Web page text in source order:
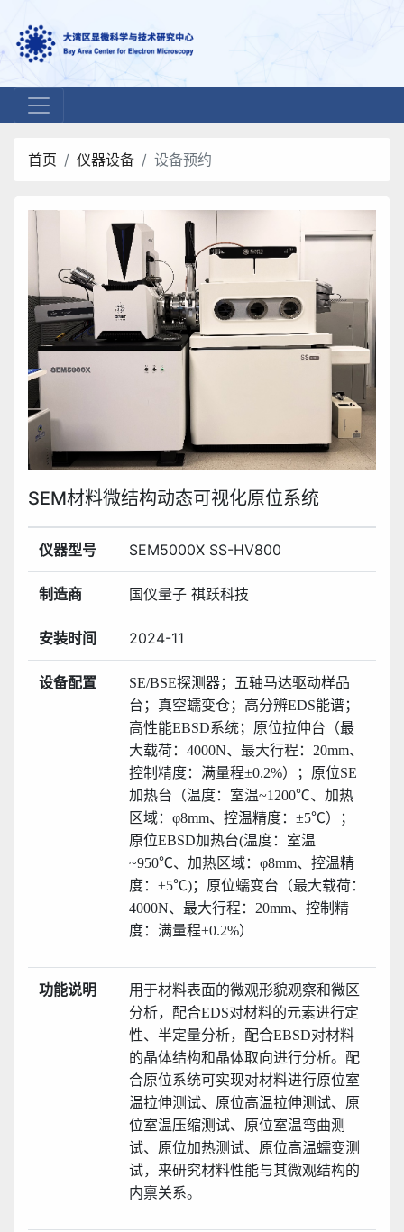
首页 仪器设备 设备预约
SEM材料微结构动态可视化原位系统
仪器型号 SEM5000X SS-HV800
制造商 国仪量子 祺跃科技
安装时间 2024-11
设备配置
SE/BSE探测器；五轴马达驱动样品
台；真空蠕变仓； 高分辨EDS能谱；
高性能EBSD系统； 原位拉伸台 （最
大载荷： 4000N、最大行程：20mm、
控制精度：满量程±0.2%）； 原位SE
加热台 （温度：室温~1200℃、加热
区域：φ8mm、控温精度： ±5℃）；
原位EBSD加热台(温度：室温
~950℃、加热区域：φ8mm、控温精
度： ±5℃)； 原位蠕变台 （最大载荷：
4000N、最大行程：20mm、控制精
度：满量程±0.2%）
功能说明
用于材料表面的微观形貌观察和微区
分析，配合EDS对材料的元素进行定
性、半定量分析，配合EBSD对材料
的晶体结构和晶体取向进行分析。配
合原位系统可实现对材料进行原位室
温拉伸测试、原位高温拉伸测试、原
位室温压缩测试、原位室温弯曲测
试、原位加热测试、原位高温蠕变测
试，来研究材料性能与其微观结构的
内禀关系。